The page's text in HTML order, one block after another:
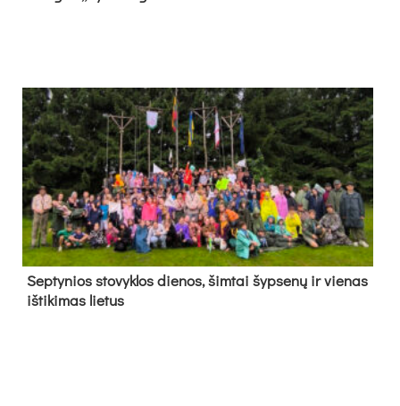
Sep­ty­nios sto­vyk­los die­nos, šim­tai šyp­se­nų ir vie­nas
iš­ti­ki­mas lie­tus